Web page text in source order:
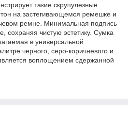
такие скрупулезные
тон на застегивающемся ремешке и
ремне. Минимальная подпись
сохраняя чистую эстетику. Сумка
в универсальной
черного, серо-коричневого и
воплощением сдержанной